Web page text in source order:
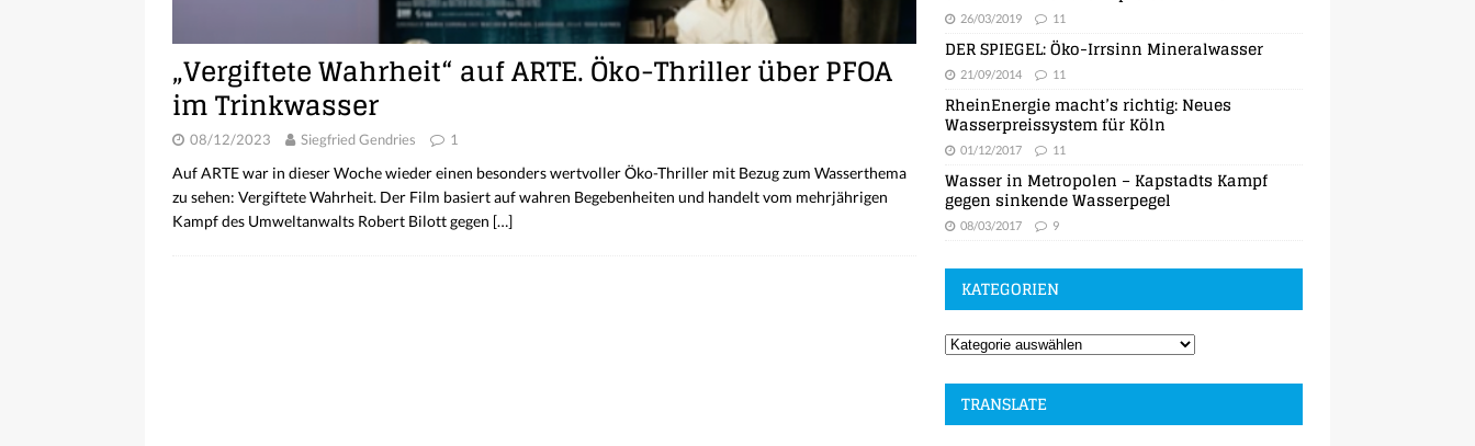
„Vergiftete Wahrheit“ auf ARTE. Öko-Thriller über PFOA
im Trinkwasser
08/12/2023 Siegfried Gendries 1
Auf ARTE war in dieser Woche wieder einen besonders wertvoller Öko-Thriller mit Bezug zum Wasserthema
zu sehen: Vergiftete Wahrheit. Der Film basiert auf wahren Begebenheiten und handelt vom mehrjährigen
Kampf des Umweltanwalts Robert Bilott gegen […]
26/03/2019 11
DER SPIEGEL: Öko-Irrsinn Mineralwasser
21/09/2014 11
RheinEnergie macht’s richtig: Neues
Wasserpreissystem für Köln
01/12/2017 11
Wasser in Metropolen – Kapstadts Kampf
gegen sinkende Wasserpegel
08/03/2017 9
KATEGORIEN
TRANSLATE